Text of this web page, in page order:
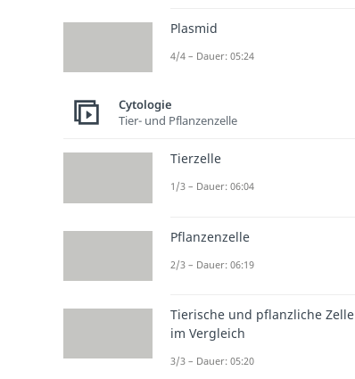
Plasmid
4/4 – Dauer: 05:24
Cytologie
Tier- und Pflanzenzelle
Tierzelle
1/3 – Dauer: 06:04
Pflanzenzelle
2/3 – Dauer: 06:19
Tierische und pflanzliche Zelle
im Vergleich
3/3 – Dauer: 05:20